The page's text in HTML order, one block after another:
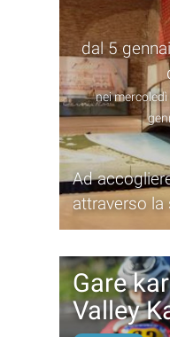
dal 5
nei
Ad
attraverso la
saranno i
Civiltà
Gare
Valley